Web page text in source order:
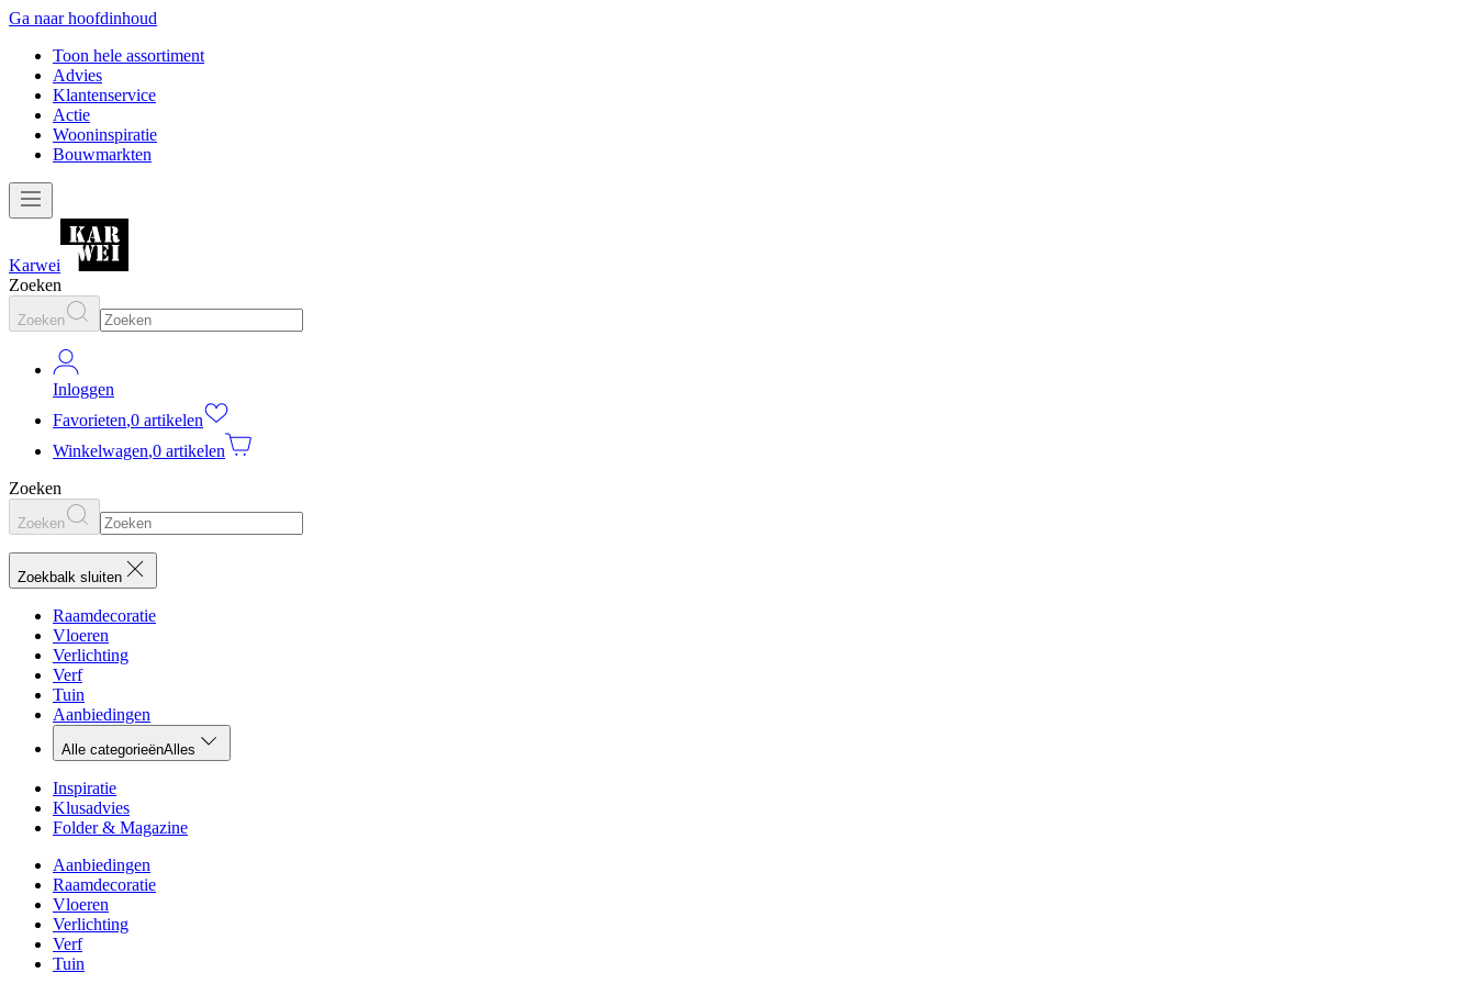
Ga naar hoofdinhoud
Toon hele assortiment
Advies
Klantenservice
Actie
Wooninspiratie
Bouwmarkten
Karwei
Zoeken
Zoeken
Inloggen
Favorieten,0 artikelen
Winkelwagen,0 artikelen
Zoeken
Zoeken
Zoekbalk sluiten
Raamdecoratie
Vloeren
Verlichting
Verf
Tuin
Aanbiedingen
Alle categorieënAlles
Inspiratie
Klusadvies
Folder & Magazine
Aanbiedingen
Raamdecoratie
Vloeren
Verlichting
Verf
Tuin